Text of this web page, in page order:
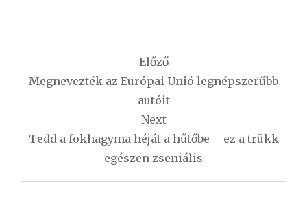
navigáció
Előző
Megnevezték az Európai Unió legnépszerűbb
autóit
Next
Tedd a fokhagyma héját a hűtőbe – ez a trükk
egészen zseniális